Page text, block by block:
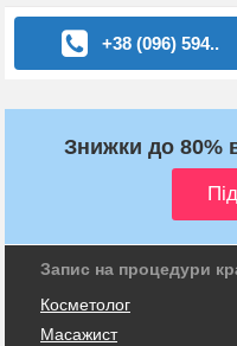
+38 (096) 594..
Знижки до 80%
Запис на процедури
Косметолог
Масажист